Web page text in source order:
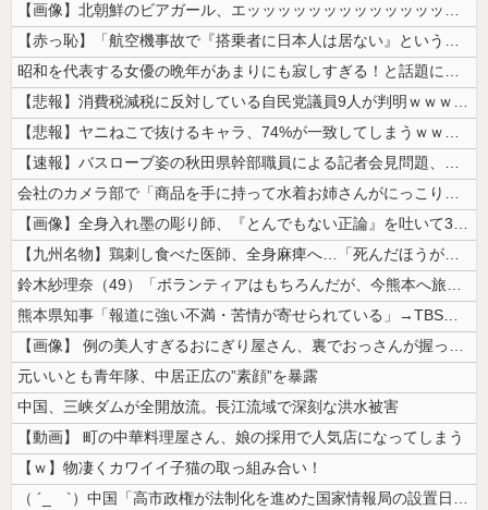
【画像】北朝鮮のビアガール、エッッッッッッッッッッッッッッッッッ！
【赤っ恥】「航空機事故で『搭乗者に日本人は居ない』という発表は嫌い。人...
昭和を代表する女優の晩年があまりにも寂しすぎる！と話題に、自身の子供を...
【悲報】消費税減税に反対している自民党議員9人が判明ｗｗｗｗｗｗ
【悲報】ヤニねこで抜けるキャラ、74%が一致してしまうｗｗｗｗｗ
【速報】バスローブ姿の秋田県幹部職員による記者会見問題、ラブホテルから...
会社のカメラ部で「商品を手に持って水着お姉さんがにっこり」を撮影、だが...
【画像】全身入れ墨の彫り師、『とんでもない正論』を吐いて30万再生され...
【九州名物】鶏刺し食べた医師、全身麻痺へ…「死んだほうが良かったと思っ...
鈴木紗理奈（49）「ボランティアはもちろんだが、今熊本へ旅行に行くこと...
熊本県知事「報道に強い不満・苦情が寄せられている」→TBSの報道特集が...
【画像】 例の美人すぎるおにぎり屋さん、裏でおっさんが握っていたｗｗｗ...
元いいとも青年隊、中居正広の”素顔”を暴露
中国、三峡ダムが全開放流。長江流域で深刻な洪水被害
【動画】 町の中華料理屋さん、娘の採用で人気店になってしまう
【ｗ】物凄くカワイイ子猫の取っ組み合い！
（ ´_ゝ`）中国「高市政権が法制化を進めた国家情報局の設置日が7月3...